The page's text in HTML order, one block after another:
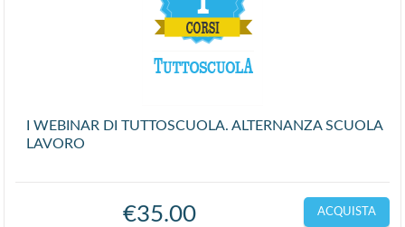
I WEBINAR DI TUTTOSCUOLA. ALTERNANZA SCUOLA
LAVORO
€35.00 ACQUISTA